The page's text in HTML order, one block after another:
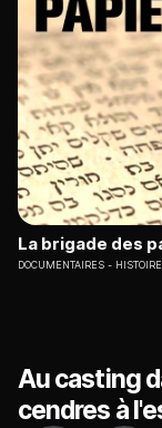
La brigade des
DOCUMENTAIRES HISTOIRE
Au casting
cendres à